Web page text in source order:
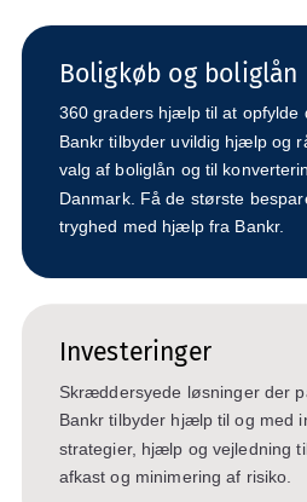
Boligkøb og boliglån
360 graders hjælp til at opfylde
Bankr tilbyder uvildig hjælp og
valg af boliglån og til
Danmark. Få de største
tryghed med hjælp fra Bankr.
Investeringer
Skræddersyede løsninger der
Bankr tilbyder hjælp til og med
strategier, hjælp og vejledning
afkast og minimering af risiko.